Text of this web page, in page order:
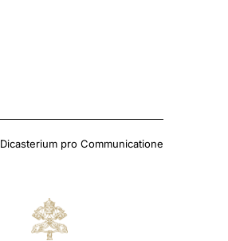
pro Communicatione